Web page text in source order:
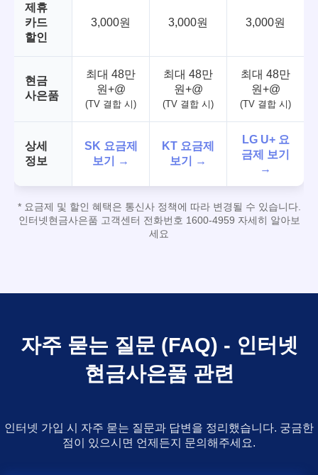
제휴
카드
할인
3,000원 3,000원 3,000원
현금
사은품
최대 48만
원+@
(TV 결합 시)
최대 48만
원+@
(TV 결합 시)
최대 48만
원+@
(TV 결합 시)
상세
정보
SK 요금제
보기 →
KT 요금제
보기 →
LG U+ 요
금제 보기
→
* 요금제 및 할인 혜택은 통신사 정책에 따라 변경될 수 있습니다.
인터넷현금사은품 고객센터 전화번호 1600-4959 자세히 알아보
세요
자주 묻는 질문 (FAQ) - 인터넷
현금사은품 관련
인터넷 가입 시 자주 묻는 질문과 답변을 정리했습니다. 궁금한
점이 있으시면 언제든지 문의해주세요.